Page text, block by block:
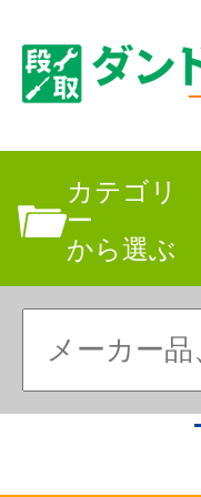
カテゴリ
ー
から選ぶ